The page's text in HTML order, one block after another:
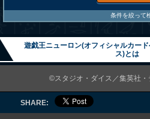
条件を絞って
遊戯王ニューロン(オフィシャルカー
ス)とは
©スタジオ・ダイス／集英社・
SHARE: